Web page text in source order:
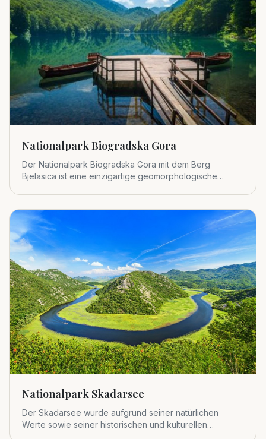
Nationalpark Biogradska Gora
Der Nationalpark Biogradska Gora mit dem Berg
Bjelasica ist eine einzigartige geomorphologische
Nationalpark Skadarsee
Der Skadarsee wurde aufgrund seiner natürlichen
Werte sowie seiner historischen und kulturellen